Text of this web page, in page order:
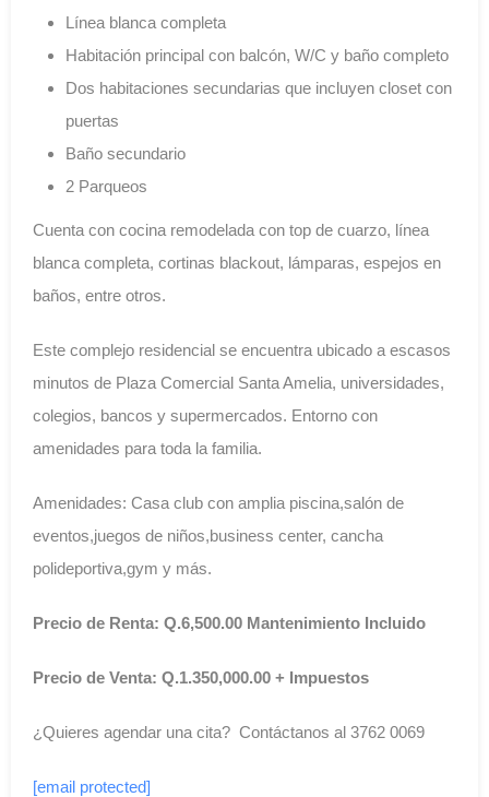
Línea blanca completa
Habitación principal con balcón, W/C y baño completo
Dos habitaciones secundarias que incluyen closet con
puertas
Baño secundario
2 Parqueos
Cuenta con cocina remodelada con top de cuarzo, línea
blanca completa, cortinas blackout, lámparas, espejos en
baños, entre otros.
Este complejo residencial se encuentra ubicado a escasos
minutos de Plaza Comercial Santa Amelia, universidades,
colegios, bancos y supermercados. Entorno con
amenidades para toda la familia.
Amenidades: Casa club con amplia piscina,salón de
eventos,juegos de niños,business center, cancha
polideportiva,gym y más.
Precio de Renta: Q.6,500.00 Mantenimiento Incluido
Precio de Venta: Q.1.350,000.00 + Impuestos
¿Quieres agendar una cita? Contáctanos al 3762 0069
[email protected]